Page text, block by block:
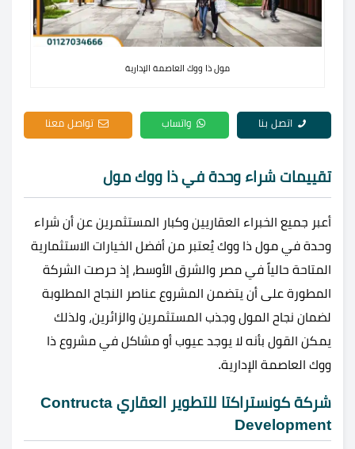
مول ذا ووك العاصمة الإدارية
اتصل بنا واتساب تواصل معنا
تقييمات شراء وحدة في ذا ووك مول
أعبر جميع الخبراء العقاريين وكبار المستثمرين عن أن شراء
وحدة في مول ذا ووك يُعتبر من أفضل الخيارات الاستثمارية
المتاحة حالياً في مصر والشرق الأوسط، إذ حرصت الشركة
المطورة على أن يتضمن المشروع عناصر النجاح المطلوبة
لضمان نجاح المول وجذب المستثمرين والزائرين، ولذلك
يمكن القول بأنه لا يوجد عيوب أو مشاكل في مشروع ذا
ووك العاصمة الإدارية.
شركة كونستراكتا للتطوير العقاري Contructa
Development